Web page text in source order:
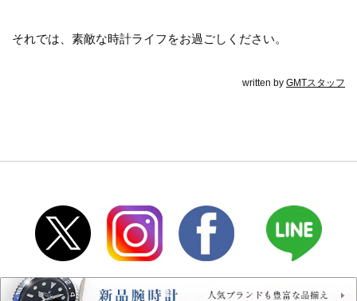
それでは、素敵な時計ライフをお過ごしください。
written by GMTスタッフ